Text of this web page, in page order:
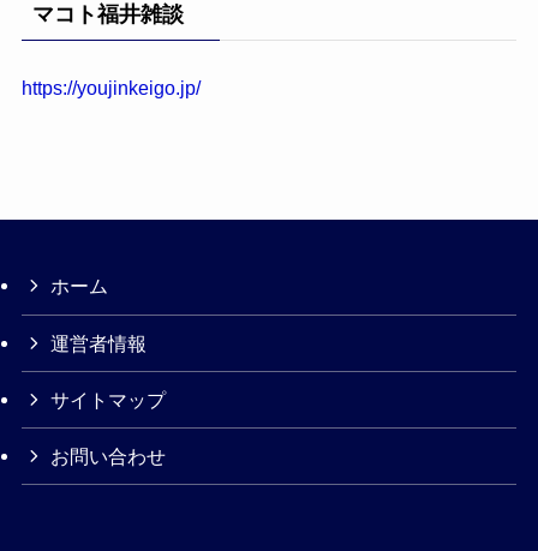
マコト福井雑談
https://youjinkeigo.jp/
ホーム
運営者情報
サイトマップ
お問い合わせ